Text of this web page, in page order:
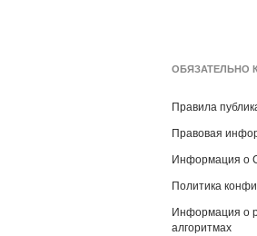
ОБЯЗАТЕЛЬНО
Правила
Правовая
Информация о
Политика
Информация о
алгоритмах